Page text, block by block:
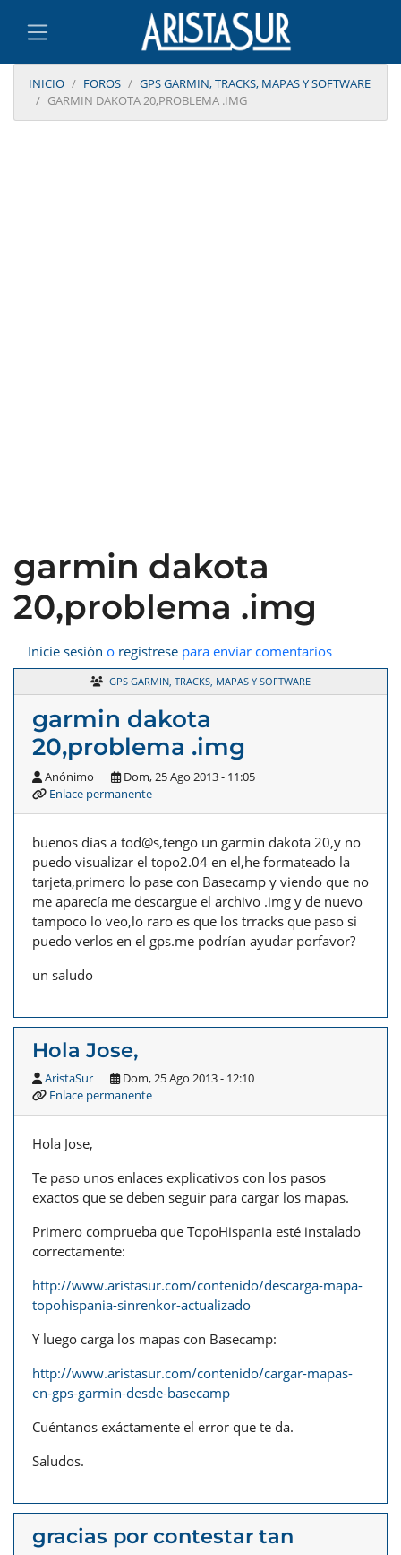
INICIO FOROS
GPS GARMIN, TRACKS, MAPAS Y SOFTWARE
GARMIN DAKOTA 20,PROBLEMA .IMG
garmin dakota
20,problema .img
Inicie sesión o registrese para enviar comentarios
GPS GARMIN, TRACKS, MAPAS Y SOFTWARE
garmin dakota
20,problema .img
Anónimo
Dom, 25 Ago 2013 - 11:05
Enlace permanente
buenos días a tod@s,tengo un garmin dakota 20,y no
puedo visualizar el topo2.04 en el,he formateado la
tarjeta,primero lo pase con Basecamp y viendo que no
me aparecía me descargue el archivo .img y de nuevo
tampoco lo veo,lo raro es que los trracks que paso si
puedo verlos en el gps.me podrían ayudar porfavor?
un saludo
Hola Jose,
AristaSur
Dom, 25 Ago 2013 - 12:10
Enlace permanente
Hola Jose,
Te paso unos enlaces explicativos con los pasos
exactos que se deben seguir para cargar los mapas.
Primero comprueba que TopoHispania esté instalado
correctamente:
http://www.aristasur.com/contenido/descarga-mapa-
topohispania-sinrenkor-actualizado
Y luego carga los mapas con Basecamp:
http://www.aristasur.com/contenido/cargar-mapas-
en-gps-garmin-desde-basecamp
Cuéntanos exáctamente el error que te da.
Saludos.
gracias por contestar tan